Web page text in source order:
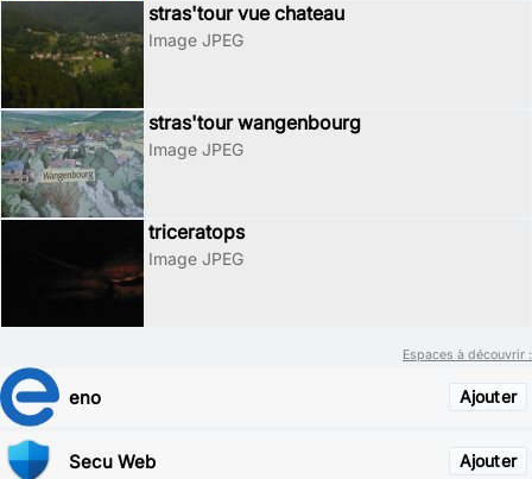
stras'tour vue chateau
Image JPEG
stras'tour wangenbourg
Image JPEG
triceratops
Image JPEG
Espaces à découvrir :
Ajouter
eno
Ajouter
Secu Web